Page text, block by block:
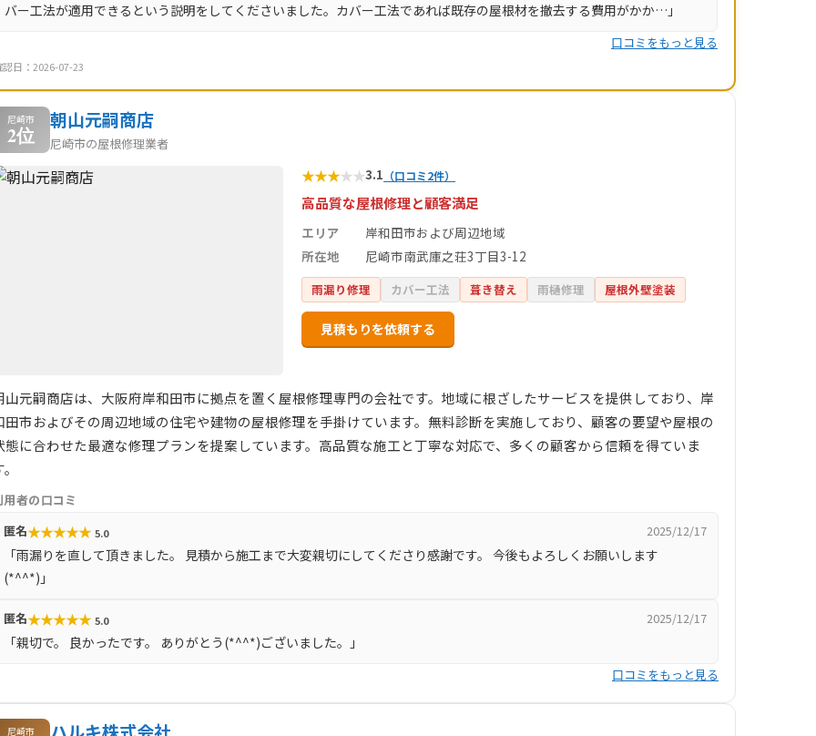
バー工法が適用できるという説明をしてくださいました。カバー工法であれば既存の屋根材を撤去する費用がかか…」
口コミをもっと見る
認日：2026-07-23
尼崎市
2位
朝山元嗣商店
尼崎市の屋根修理業者
★★★★★3.1 （口コミ2件）
高品質な屋根修理と顧客満足
エリア
岸和田市および周辺地域
所在地
尼崎市南武庫之荘3丁目3-12
雨漏り修理 カバー工法 葺き替え 雨樋修理 屋根外壁塗装
見積もりを依頼する
山元嗣商店は、大阪府岸和田市に拠点を置く屋根修理専門の会社です。地域に根ざしたサービスを提供しており、岸
田市およびその周辺地域の住宅や建物の屋根修理を手掛けています。無料診断を実施しており、顧客の要望や屋根の
態に合わせた最適な修理プランを提案しています。高品質な施工と丁寧な対応で、多くの顧客から信頼を得ていま
用者の口コミ
匿名★★★★★ 5.0 2025/12/17
「雨漏りを直して頂きました。 見積から施工まで大変親切にしてくださり感謝です。 今後もよろしくお願いします
(*^^*)」
匿名★★★★★ 5.0 2025/12/17
「親切で。 良かったです。 ありがとう(*^^*)ございました。」
口コミをもっと見る
尼崎市 ハルキ株式会社